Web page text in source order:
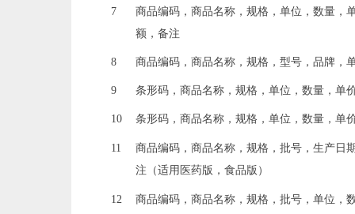
7
商品编码，商品名称，规格，单位，数量，
额，备注
8 商品编码，商品名称，规格，型号，品牌，
9 条形码，商品名称，规格，单位，数量，单
10 条形码，商品名称，规格，单位，数量，单
11
商品编码，商品名称，规格，批号，生产日
注（适用医药版，食品版）
12
商品编码，商品名称，规格，批号，单位，